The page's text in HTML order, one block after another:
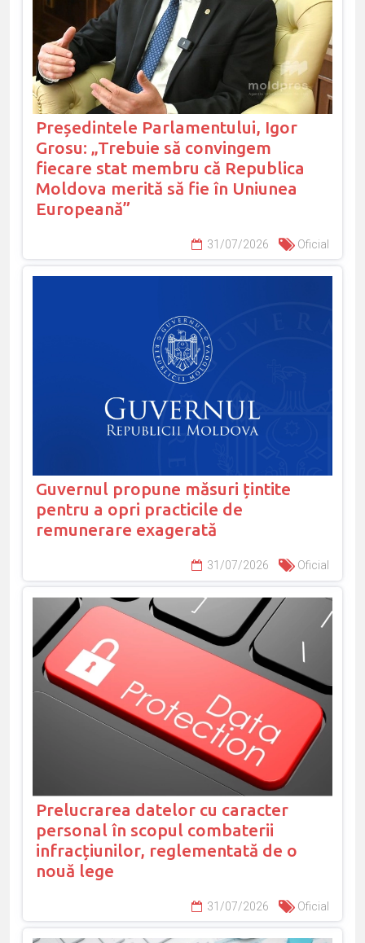
Președintele Parlamentului, Igor
Grosu: „Trebuie să convingem
fiecare stat membru că Republica
Moldova merită să fie în Uniunea
Europeană”
31/07/2026 Oficial
Guvernul propune măsuri țintite
pentru a opri practicile de
remunerare exagerată
31/07/2026 Oficial
Prelucrarea datelor cu caracter
personal în scopul combaterii
infracțiunilor, reglementată de o
nouă lege
31/07/2026 Oficial